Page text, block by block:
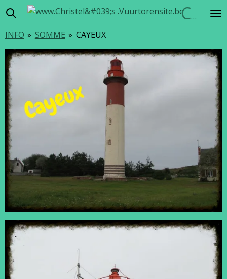
Ga
naar
hoofdinhoud
Christel's Vuurtorensite
INFO » SOMME » CAYEUX